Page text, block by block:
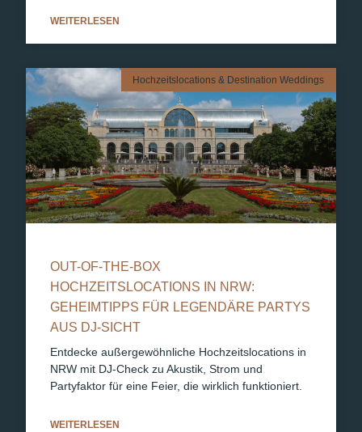
WEITERLESEN
Hochzeitslocations & Destination Weddings
OUT-OF-THE-BOX
HOCHZEITSLOCATIONS IN NRW:
GEHEIMTIPPS FÜR LEGENDÄRE PARTYS
AUS DJ-SICHT
Entdecke außergewöhnliche Hochzeitslocations in
NRW mit DJ-Check zu Akustik, Strom und
Partyfaktor für eine Feier, die wirklich funktioniert.
WEITERLESEN